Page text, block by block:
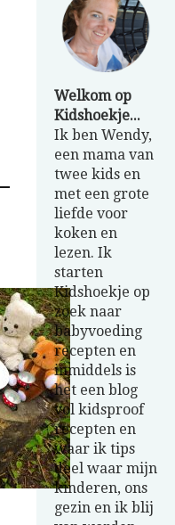
Welkom op
Kidshoekje...
Ik ben Wendy,
een mama van
twee kids en
met een grote
liefde voor
koken en
lezen. Ik
starten
Kidshoekje op
zoek naar
babyvoeding
recepten en
inmiddels is
het een blog
vol kidsproof
recepten en
waar ik tips
deel waar mijn
kinderen, ons
gezin en ik blij